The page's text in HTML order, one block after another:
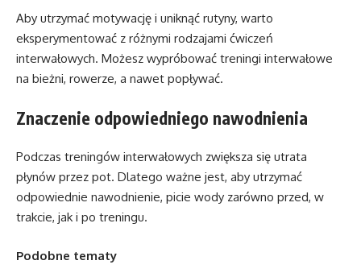
Aby utrzymać motywację i uniknąć rutyny, warto
eksperymentować z różnymi rodzajami ćwiczeń
interwałowych. Możesz wypróbować treningi interwałowe
na bieżni, rowerze, a nawet popływać.
Znaczenie odpowiedniego nawodnienia
Podczas treningów interwałowych zwiększa się utrata
płynów przez pot. Dlatego ważne jest, aby utrzymać
odpowiednie nawodnienie, picie wody zarówno przed, w
trakcie, jak i po treningu.
Podobne tematy